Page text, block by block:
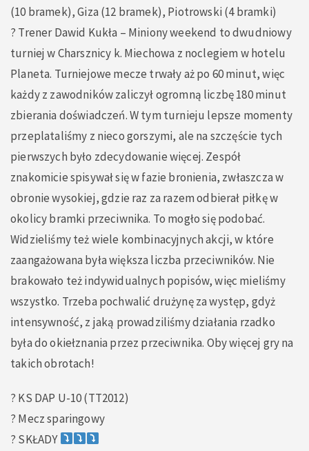
(10 bramek), Giza (12 bramek), Piotrowski (4 bramki)
?️ Trener Dawid Kukła – Miniony weekend to dwudniowy
turniej w Charsznicy k. Miechowa z noclegiem w hotelu
Planeta. Turniejowe mecze trwały aż po 60 minut, więc
każdy z zawodników zaliczył ogromną liczbę 180 minut
zbierania doświadczeń. W tym turnieju lepsze momenty
przeplataliśmy z nieco gorszymi, ale na szczęście tych
pierwszych było zdecydowanie więcej. Zespół
znakomicie spisywał się w fazie bronienia, zwłaszcza w
obronie wysokiej, gdzie raz za razem odbierał piłkę w
okolicy bramki przeciwnika. To mogło się podobać.
Widzieliśmy też wiele kombinacyjnych akcji, w które
zaangażowana była większa liczba przeciwników. Nie
brakowało też indywidualnych popisów, więc mieliśmy
wszystko. Trzeba pochwalić drużynę za występ, gdyż
intensywność, z jaką prowadziliśmy działania rzadko
była do okiełznania przez przeciwnika. Oby więcej gry na
takich obrotach!
? KS DAP U-10 (TT2012)
? Mecz sparingowy
? SKŁADY